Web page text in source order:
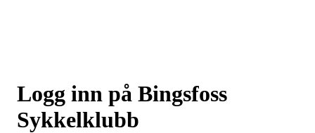
Logg inn på Bingsfoss
Sykkelklubb